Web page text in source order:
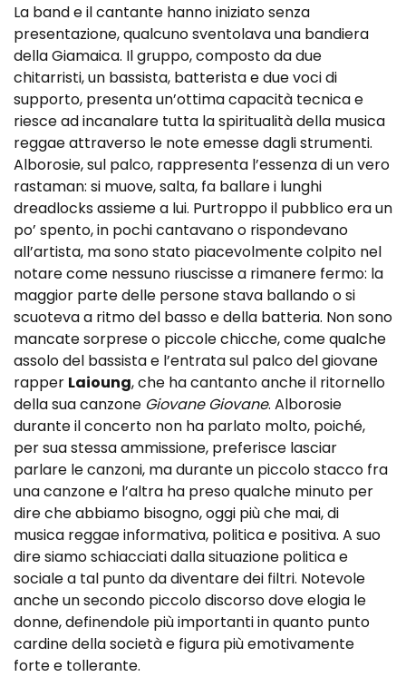
La band e il cantante hanno iniziato senza
presentazione, qualcuno sventolava una bandiera
della Giamaica. Il gruppo, composto da due
chitarristi, un bassista, batterista e due voci di
supporto, presenta un’ottima capacità tecnica e
riesce ad incanalare tutta la spiritualità della musica
reggae attraverso le note emesse dagli strumenti.
Alborosie, sul palco, rappresenta l’essenza di un vero
rastaman: si muove, salta, fa ballare i lunghi
dreadlocks assieme a lui. Purtroppo il pubblico era un
po’ spento, in pochi cantavano o rispondevano
all’artista, ma sono stato piacevolmente colpito nel
notare come nessuno riuscisse a rimanere fermo: la
maggior parte delle persone stava ballando o si
scuoteva a ritmo del basso e della batteria. Non sono
mancate sorprese o piccole chicche, come qualche
assolo del bassista e l’entrata sul palco del giovane
rapper Laioung, che ha cantanto anche il ritornello
della sua canzone Giovane Giovane. Alborosie
durante il concerto non ha parlato molto, poiché,
per sua stessa ammissione, preferisce lasciar
parlare le canzoni, ma durante un piccolo stacco fra
una canzone e l’altra ha preso qualche minuto per
dire che abbiamo bisogno, oggi più che mai, di
musica reggae informativa, politica e positiva. A suo
dire siamo schiacciati dalla situazione politica e
sociale a tal punto da diventare dei filtri. Notevole
anche un secondo piccolo discorso dove elogia le
donne, definendole più importanti in quanto punto
cardine della società e figura più emotivamente
forte e tollerante.